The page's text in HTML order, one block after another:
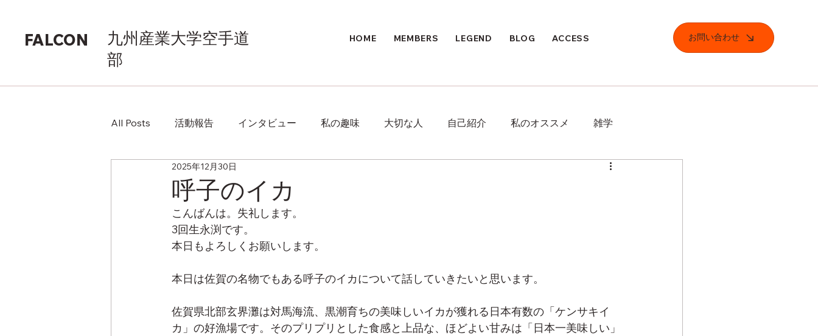
HOME MEMBERS LEGEND BLOG ACCESS お問い合わせ
FALCON
九州産業大学空手道
部
All Posts 活動報告 インタビュー 私の趣味 大切な人 自己紹介 私のオススメ 雑学
呼子のイカ
2025年12月30日
こんばんは。失礼します。
3回生永渕です。
本日もよろしくお願いします。
本日は佐賀の名物でもある呼子のイカについて話していきたいと思います。
佐賀県北部玄界灘は対馬海流、黒潮育ちの美味しいイカが獲れる日本有数の「ケンサキイ
カ」の好漁場です。そのプリプリとした食感と上品な、ほどよい甘みは「日本一美味しい」